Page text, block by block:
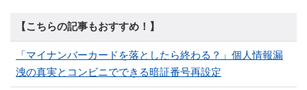
【こちらの記事もおすすめ！】
「マイナンバーカードを落としたら終わる？」個人情報漏
洩の真実とコンビニでできる暗証番号再設定